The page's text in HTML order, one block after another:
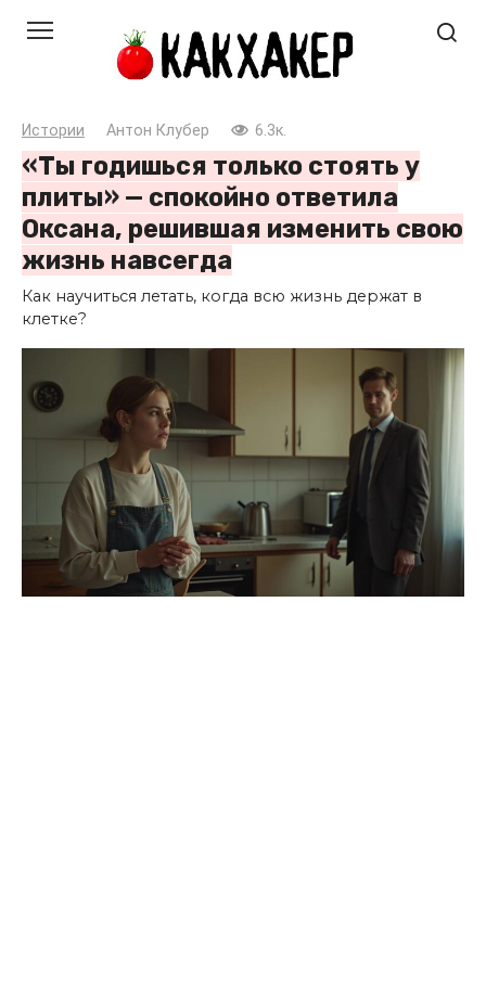
Истории Антон Клубер 6.3к.
«Ты годишься только стоять у
плиты» — спокойно ответила
Оксана, решившая изменить свою
жизнь навсегда
Как научиться летать, когда всю жизнь держат в
клетке?